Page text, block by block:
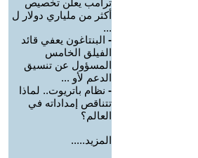
ترامب يعلن تخصيص
أكثر من ملياري دولار ل
...
- البنتاغون يعفي قائد
الفيلق الخامس
المسؤول عن تنسيق
الدعم لأو ...
- نظام باتريوت.. لماذا
تتناقص إمداداته في
العالم؟
المزيد.....